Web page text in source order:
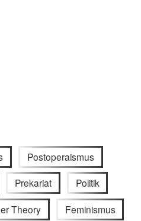
Postoperaismus
Prekariat Politik
Theory Feminismus